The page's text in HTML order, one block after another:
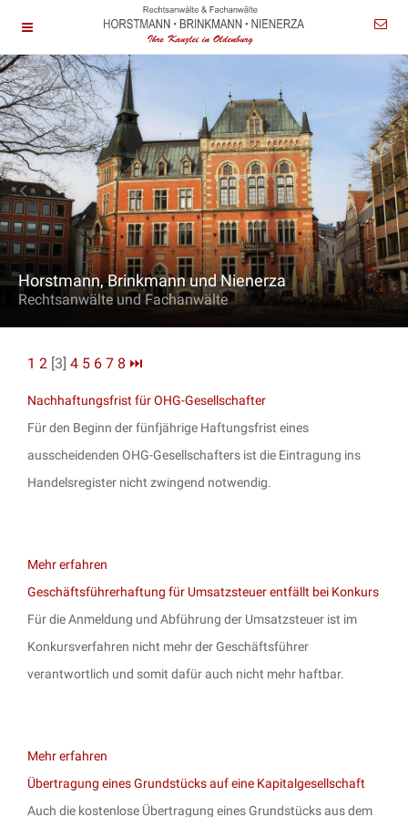
Horstmann, Brinkmann und Nienerza
Rechtsanwälte und Fachanwälte
1 2 [3] 4 5 6 7 8 ⏭
Nachhaftungsfrist für OHG-Gesellschafter
Für den Beginn der fünfjährige Haftungsfrist eines
ausscheidenden OHG-Gesellschafters ist die Eintragung ins
Handelsregister nicht zwingend notwendig.
Mehr erfahren
Geschäftsführerhaftung für Umsatzsteuer entfällt bei Konkurs
Für die Anmeldung und Abführung der Umsatzsteuer ist im
Konkursverfahren nicht mehr der Geschäftsführer
verantwortlich und somit dafür auch nicht mehr haftbar.
Mehr erfahren
Übertragung eines Grundstücks auf eine Kapitalgesellschaft
Auch die kostenlose Übertragung eines Grundstücks aus dem